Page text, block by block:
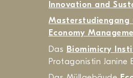
Innovation and
Masterstudiengang
Economy
Das Biomimicry
Protagonistin Janine